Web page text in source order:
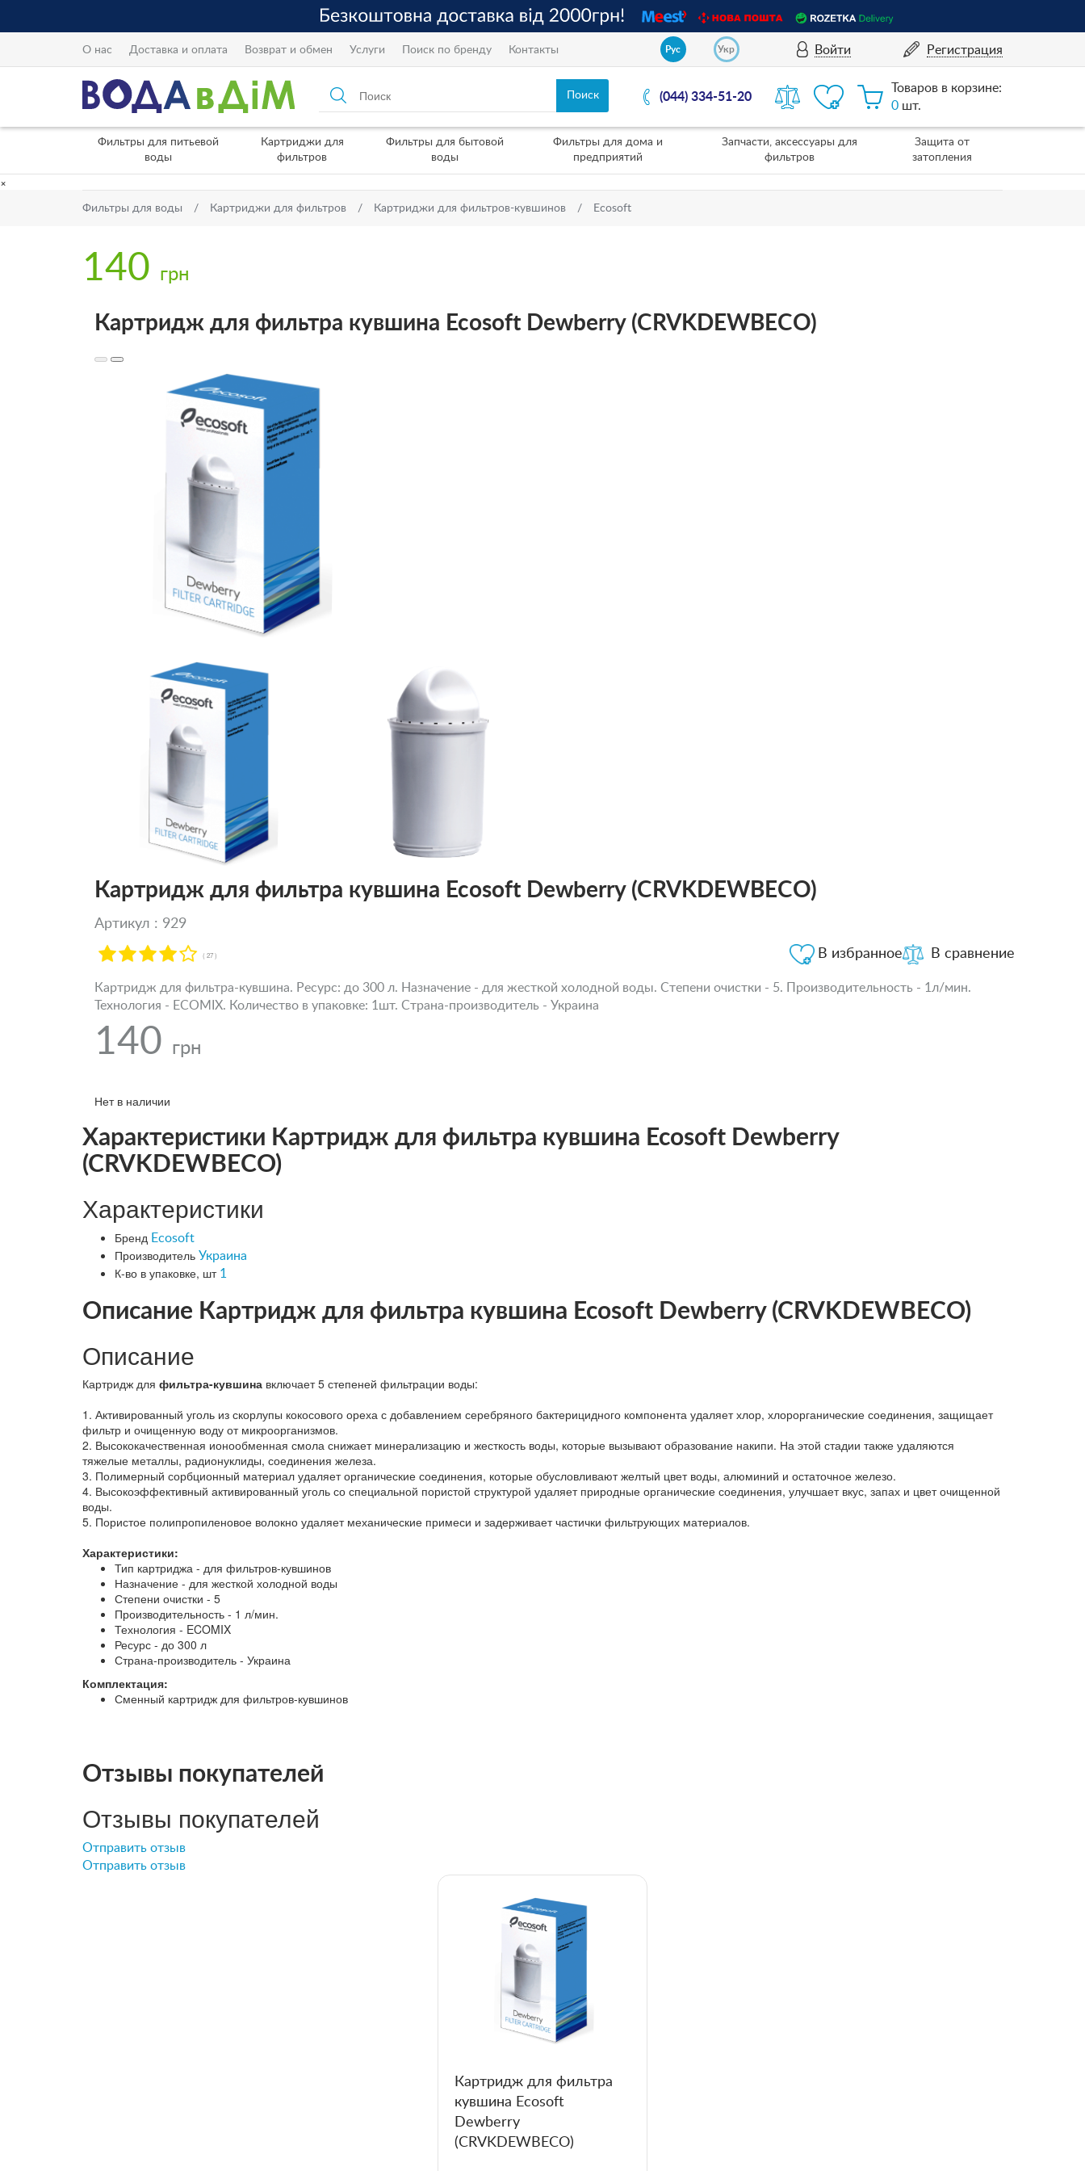
О нас Доставка и оплата Возврат и обмен Услуги Поиск по бренду Контакты Рус Укр Войти Регистрация
(044) 334-51-20
Товаров в корзине:
0 шт.
Фильтры для питьевой
воды
Картриджи для
фильтров
Фильтры для бытовой
воды
Фильтры для дома и
предприятий
Запчасти, аксессуары для
фильтров
Защита от
затопления
×
Фильтры для воды Картриджи для фильтров Картриджи для фильтров-кувшинов Ecosoft
140 грн
Картридж для фильтра кувшина Ecosoft Dewberry (CRVKDEWBECO)
Картридж для фильтра кувшина Ecosoft Dewberry (CRVKDEWBECO)
Артикул : 929
( 27 ) В сравнение
В избранное
Картридж для фильтра-кувшина. Ресурс: до 300 л. Назначение - для жесткой холодной воды. Степени очистки - 5. Производительность - 1л/мин.
Технология - ECOMIX. Количество в упаковке: 1шт. Страна-производитель - Украина
140 грн
Нет в наличии
Характеристики Картридж для фильтра кувшина Ecosoft Dewberry
(CRVKDEWBECO)
Характеристики
Бренд Ecosoft
Производитель Украина
К-во в упаковке, шт 1
Описание Картридж для фильтра кувшина Ecosoft Dewberry (CRVKDEWBECO)
Описание
Картридж для фильтра-кувшина включает 5 степеней фильтрации воды:
1. Активированный уголь из скорлупы кокосового ореха с добавлением серебряного бактерицидного компонента удаляет хлор, хлорорганические соединения, защищает
фильтр и очищенную воду от микроорганизмов.
2. Высококачественная ионообменная смола снижает минерализацию и жесткость воды, которые вызывают образование накипи. На этой стадии также удаляются
тяжелые металлы, радионуклиды, соединения железа.
3. Полимерный сорбционный материал удаляет органические соединения, которые обусловливают желтый цвет воды, алюминий и остаточное железо.
4. Высокоэффективный активированный уголь со специальной пористой структурой удаляет природные органические соединения, улучшает вкус, запах и цвет очищенной
воды.
5. Пористое полипропиленовое волокно удаляет механические примеси и задерживает частички фильтрующих материалов.
Характеристики:
Тип картриджа - для фильтров-кувшинов
Назначение - для жесткой холодной воды
Степени очистки - 5
Производительность - 1 л/мин.
Технология - ECOMIX
Ресурс - до 300 л
Страна-производитель - Украина
Комплектация:
Сменный картридж для фильтров-кувшинов
Отзывы покупателей
Отзывы покупателей
Отправить отзыв
Отправить отзыв
Картридж для фильтра
кувшина Ecosoft
Dewberry
(CRVKDEWBECO)